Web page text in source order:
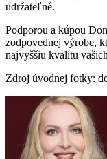
udržateľné.
Podporou a kúpou
zodpovednej výrobe,
najvyššiu kvalitu
Zdroj úvodnej fotky: